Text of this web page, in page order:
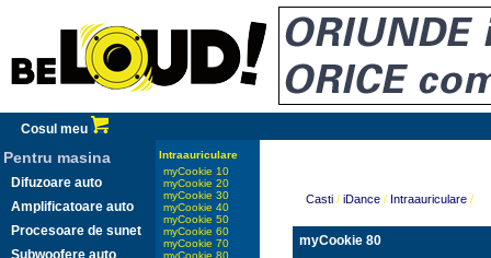
Cosul meu
Pentru masina
Difuzoare auto
Amplificatoare auto
Procesoare de sunet
Subwoofere auto
Intraauriculare
myCookie 10
myCookie 20
myCookie 30
myCookie 40
myCookie 50
myCookie 60
myCookie 70
myCookie 80
Casti/ iDance/ Intraauriculare/
myCookie 80